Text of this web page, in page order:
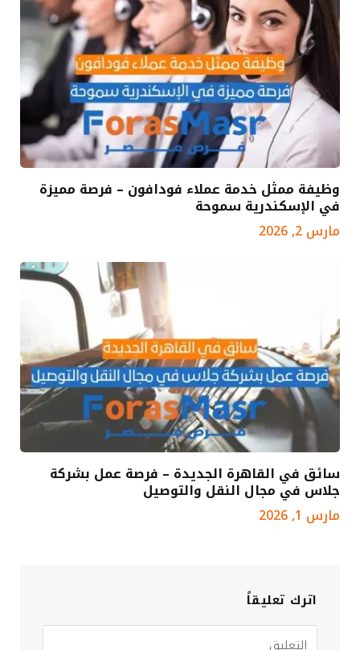
وظيفة ممثل خدمة عملاء فودافون – فرصة مميزة
في الإسكندرية سموحة
مارس 2, 2026
سائق في القاهرة الجديدة – فرصة عمل بشركة
جلاس في مجال النقل والتوصيل
مارس 1, 2026
اترك تعليقاً